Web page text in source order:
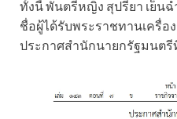
ทั้งนี้ พันตรีหญิง สุปรียา เย็น
ชื่อผู้ได้รับพระราชทานเครื่อ
ประกาศสำนักนายกรัฐมนตรี